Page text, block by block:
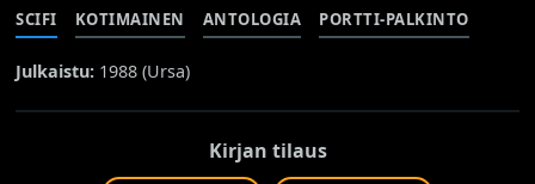
SCIFI KOTIMAINEN ANTOLOGIA PORTTI-PALKINTO
Julkaistu: 1988 (Ursa)
Kirjan tilaus